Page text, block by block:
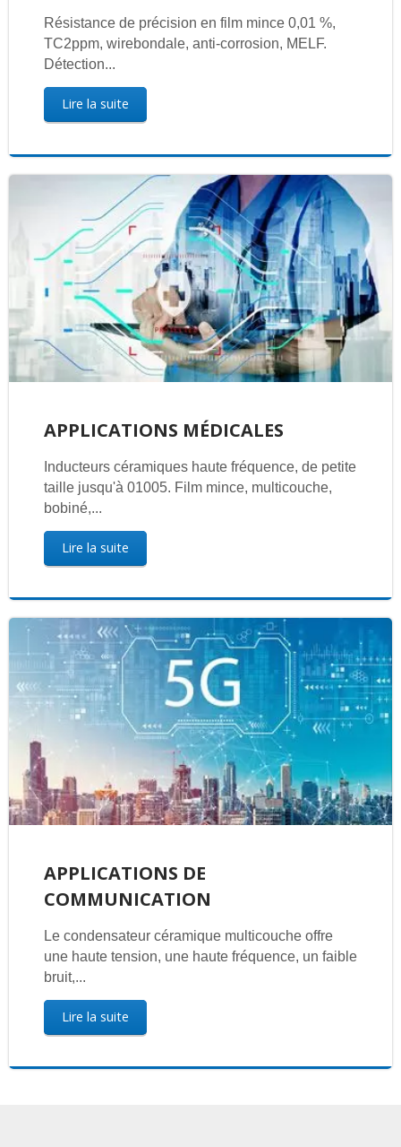
Résistance de précision en film mince 0,01 %,
TC2ppm, wirebondale, anti-corrosion, MELF.
Détection...
Lire la suite
APPLICATIONS MÉDICALES
Inducteurs céramiques haute fréquence, de petite
taille jusqu'à 01005. Film mince, multicouche,
bobiné,...
Lire la suite
APPLICATIONS DE
COMMUNICATION
Le condensateur céramique multicouche offre
une haute tension, une haute fréquence, un faible
bruit,...
Lire la suite